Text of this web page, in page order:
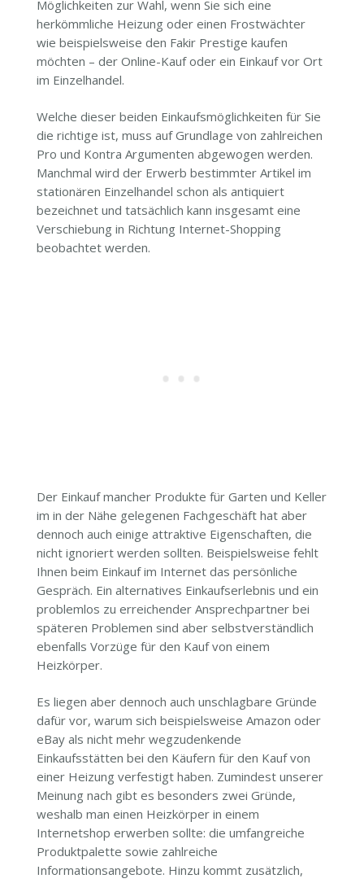
Möglichkeiten zur Wahl, wenn Sie sich eine
herkömmliche Heizung oder einen Frostwächter
wie beispielsweise den Fakir Prestige kaufen
möchten – der Online-Kauf oder ein Einkauf vor Ort
im Einzelhandel.
Welche dieser beiden Einkaufsmöglichkeiten für Sie
die richtige ist, muss auf Grundlage von zahlreichen
Pro und Kontra Argumenten abgewogen werden.
Manchmal wird der Erwerb bestimmter Artikel im
stationären Einzelhandel schon als antiquiert
bezeichnet und tatsächlich kann insgesamt eine
Verschiebung in Richtung Internet-Shopping
beobachtet werden.
Der Einkauf mancher Produkte für Garten und Keller
im in der Nähe gelegenen Fachgeschäft hat aber
dennoch auch einige attraktive Eigenschaften, die
nicht ignoriert werden sollten. Beispielsweise fehlt
Ihnen beim Einkauf im Internet das persönliche
Gespräch. Ein alternatives Einkaufserlebnis und ein
problemlos zu erreichender Ansprechpartner bei
späteren Problemen sind aber selbstverständlich
ebenfalls Vorzüge für den Kauf von einem
Heizkörper.
Es liegen aber dennoch auch unschlagbare Gründe
dafür vor, warum sich beispielsweise Amazon oder
eBay als nicht mehr wegzudenkende
Einkaufsstätten bei den Käufern für den Kauf von
einer Heizung verfestigt haben. Zumindest unserer
Meinung nach gibt es besonders zwei Gründe,
weshalb man einen Heizkörper in einem
Internetshop erwerben sollte: die umfangreiche
Produktpalette sowie zahlreiche
Informationsangebote. Hinzu kommt zusätzlich,